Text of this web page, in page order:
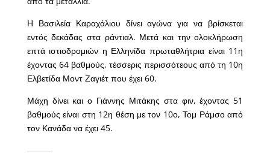
Η Βασιλεία Καραχάλιου δίνει αγώνα για να βρίσκεται
εντός δεκάδας στα ράντιαλ. Μετά και την ολοκλήρωση
επτά ιστιοδρομιών η Ελληνίδα πρωταθλήτρια είναι 11η
έχοντας 64 βαθμούς, τέσσερις περισσότεους από τη 10η
Ελβετίδα Μοντ Ζαγιέτ που έχει 60.
Μάχη δίνει και ο Γιάννης Μιτάκης στα φιν, έχοντας 51
βαθμούς είναι στη 12η θέση με τον 10ο, Τομ Ράμσο από
τον Κανάδα να έχει 45.